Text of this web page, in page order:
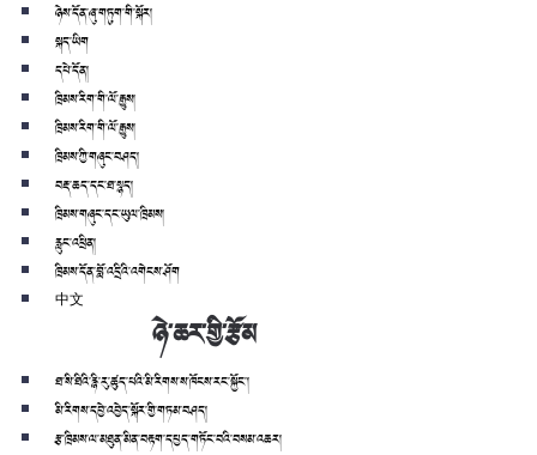
ཉེས་དོན་ཞུ་གཏུག་གི་སྐོར།
སྐད་ཡིག
དཔེ་དོན།
ཁྲིམས་རིག་གི་ལོ་རྒྱུས།
ཁྲིམས་རིག་གི་ལོ་རྒྱུས།
ཁྲིམས་ཀྱི་གཞུང་བཤད།
བརྡ་ཆད་དང་ཐ་སྙད།
ཁྲིམས་གཞུང་དང་ཡུལ་ཁྲིམས།
རླུང་འཕྲིན།
ཁྲིམས་དོན་བློ་འདྲིའི་འགེངས་ཤོག
中文
ཉེ་ཆར་གྱི་རྩོམ
ཐ་སི་ཐིའི་རྙི་རུ་ཚུད་པའི་མི་རིགས་ས་ཁོངས་རང་སྐྱོང་།
མི་རིགས་དབྱེ་འབྱེད་སྐོར་གྱི་གཏམ་བཤད།
རྩ་ཁྲིམས་ལ་མཐུན་མིན་བརྟག་དཔྱད་གཏོང་བའི་བསམ་འཆར།